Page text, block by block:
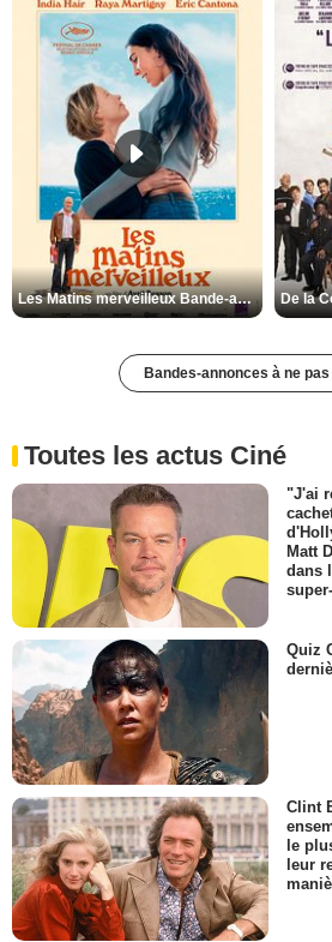
Les Matins merveilleux Bande-annonce VF
Bandes-annonces à ne
Toutes les actus Ciné
"J'ai
Matt
dans
Quiz
Clint
le
leur